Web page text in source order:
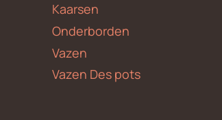
Kaarsen
Onderborden
Vazen
Vazen Des pots